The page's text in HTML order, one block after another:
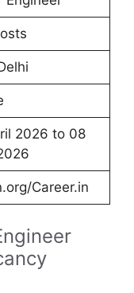
2026 to 08
Career.in